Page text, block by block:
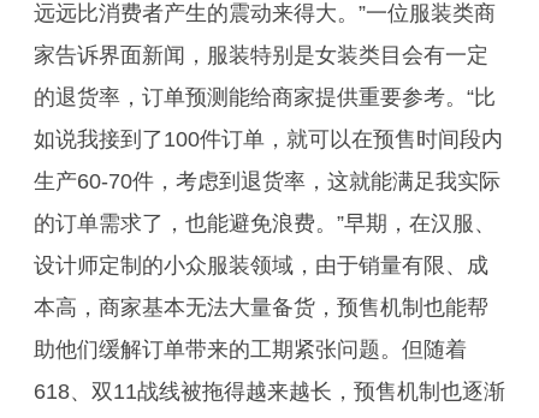
远远比消费者产生的震动来得大。”一位服装类商
家告诉界面新闻，服装特别是女装类目会有一定
的退货率，订单预测能给商家提供重要参考。“比
如说我接到了100件订单，就可以在预售时间段内
生产60-70件，考虑到退货率，这就能满足我实际
的订单需求了，也能避免浪费。”早期，在汉服、
设计师定制的小众服装领域，由于销量有限、成
本高，商家基本无法大量备货，预售机制也能帮
助他们缓解订单带来的工期紧张问题。但随着
618、双11战线被拖得越来越长，预售机制也逐渐